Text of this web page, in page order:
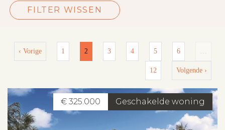
FILTER WISSEN
‹ Vorige 1 2 3 4 5 6
12 Volgende ›
Geschakelde woning
€ 325.000